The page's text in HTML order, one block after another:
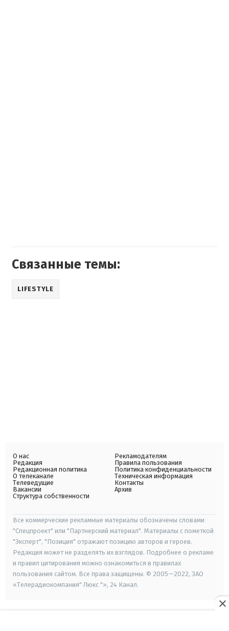
Связанные темы:
LIFESTYLE
О нас
Редакция
Редакционная политика
О телеканале
Телеведущие
Вакансии
Структура собственности
Рекламодателям
Правила пользования
Политика конфиденциальности
Техническая информация
Контакты
Архив
Все коммерческие рекламные материалы обозначены словами
"Спецпроект" или "Партнерский материал". Материалы с пометкой
"Эксперт", "Позиция" отражают позицию авторов и героев.
Редакция может не разделять их взглядов. Подробнее о рекламе
и правил цитирования можно ознакомиться в правилах
пользования сайтом. Все права защищены. © 2005—2022, ЗАО
«Телерадиокомпания" Люкс "», 24 Канал.